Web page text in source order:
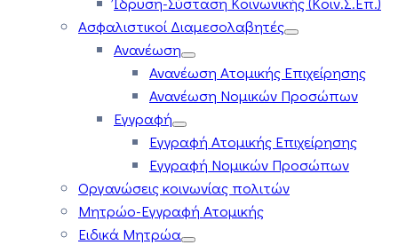
Ασφαλιστικοί Διαμεσολαβητές
Ανανέωση
Ανανέωση Ατομικής Επιχείρησης
Ανανέωση Νομικών Προσώπων
Εγγραφή
Εγγραφή Ατομικής Επιχείρησης
Εγγραφή Νομικών Προσώπων
Οργανώσεις κοινωνίας πολιτών
Μητρώο-Εγγραφή Ατομικής
Ειδικά Μητρώα